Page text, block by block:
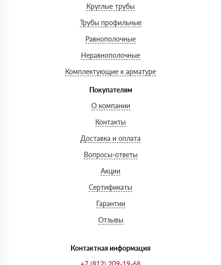
Круглые трубы
Трубы профильные
Равнополочные
Неравнополочные
Комплектующие к арматуре
Покупателям
О компании
Контакты
Доставка и оплата
Вопросы-ответы
Акции
Сертификаты
Гарантии
Отзывы
Контактная информация